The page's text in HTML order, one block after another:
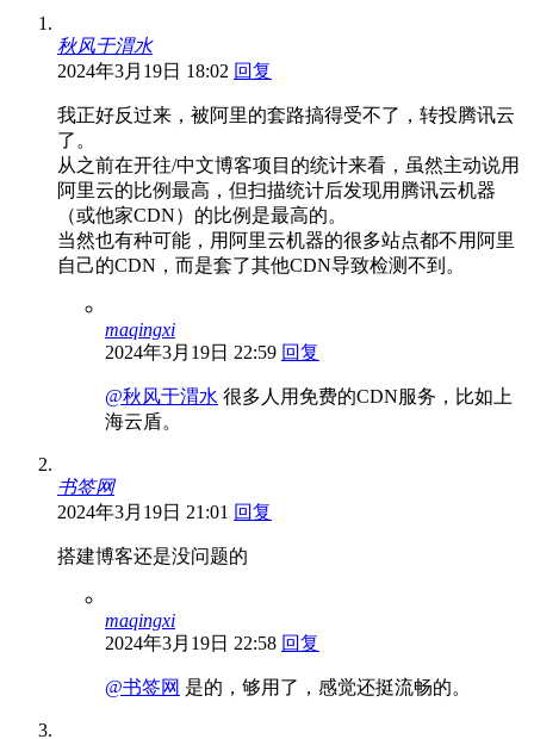
秋风于渭水
2024年3月19日 18:02 回复
我正好反过来，被阿里的套路搞得受不了，转投腾讯云
了。
从之前在开往/中文博客项目的统计来看，虽然主动说用
阿里云的比例最高，但扫描统计后发现用腾讯云机器
（或他家CDN）的比例是最高的。
当然也有种可能，用阿里云机器的很多站点都不用阿里
自己的CDN，而是套了其他CDN导致检测不到。
maqingxi
2024年3月19日 22:59 回复
@秋风于渭水 很多人用免费的CDN服务，比如上
海云盾。
书签网
2024年3月19日 21:01 回复
搭建博客还是没问题的
maqingxi
2024年3月19日 22:58 回复
@书签网 是的，够用了，感觉还挺流畅的。